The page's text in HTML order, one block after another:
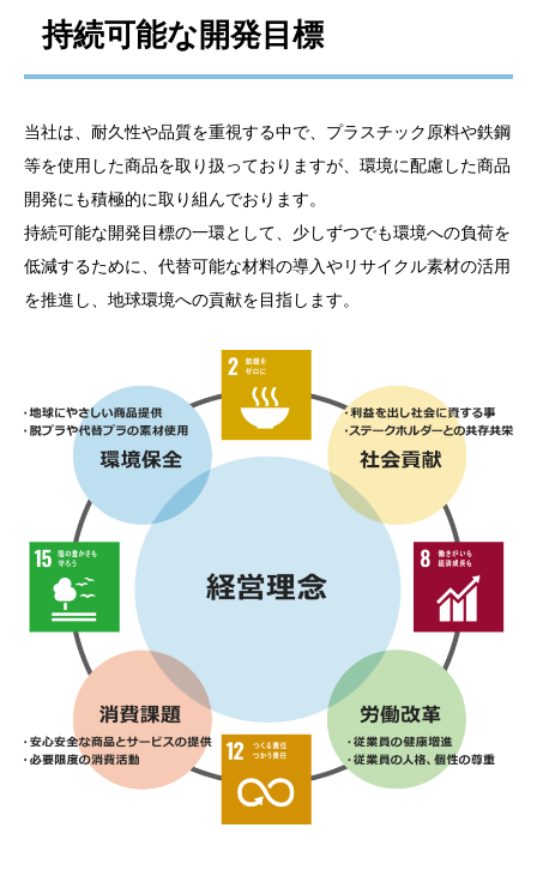
持続可能な開発目標
当社は、耐久性や品質を重視する中で、プラスチック原料や鉄鋼
等を使用した商品を取り扱っておりますが、環境に配慮した商品
開発にも積極的に取り組んでおります。
持続可能な開発目標の一環として、少しずつでも環境への負荷を
低減するために、代替可能な材料の導入やリサイクル素材の活用
を推進し、地球環境への貢献を目指します。